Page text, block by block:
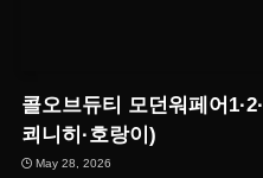
콜오브듀티 모던워페어
쾨니히·호랑이)
May 28, 2026